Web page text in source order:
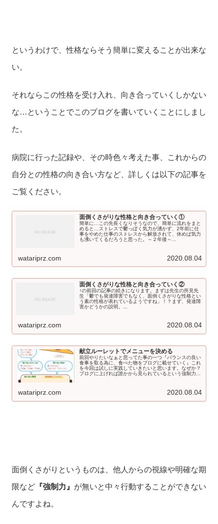
というわけで、性格ならそう簡単に変えることが出来な
い。
それならこの性格を受け入れ、向き合っていくしかない
な…ということでこのブログを書いていくことにしまし
た。
病院に行った記録や、その時色々考えた事、これからの
自分との性格の向き合い方など、詳しくは以下の記事を
ご覧ください。
面倒くさがりな性格と向き合っていく①
簡単に…この先長くなりそうなので、簡単に流れをまと
めると…ストレスで鬱っぽく気力が湧かず、2年前に仕
事をやめた仕事のストレスから解放されて、休めば気力
も沸いてくるだろうと思った。～２年後～...
watariprz.com 2020.08.04
面倒くさがりな性格と向き合っていく②
↑の前回の記事の続きになります。まずは先生の所見先
生「鬱でも発達障害でもなく、面倒くさがりな性格とい
う素の性格が表れているようですね」！？まず、発達障
害かどうかの説明。...
watariprz.com 2020.08.04
献立ルーレットでメニューを決める
前回やりたいなぁと思ってた事の一つ『バランスの良い
食事を取る為に、食べた物をブログに載せていく』これ
を今回は試しに実践していきたいと思います。なぜか？
ブログに上げれば誰かから見られているという強制力...
watariprz.com 2020.08.04
面倒くさがりというものは、他人からの視線や明確な期
限など 『強制力』 が無いと中々行動することができない
んですよね。